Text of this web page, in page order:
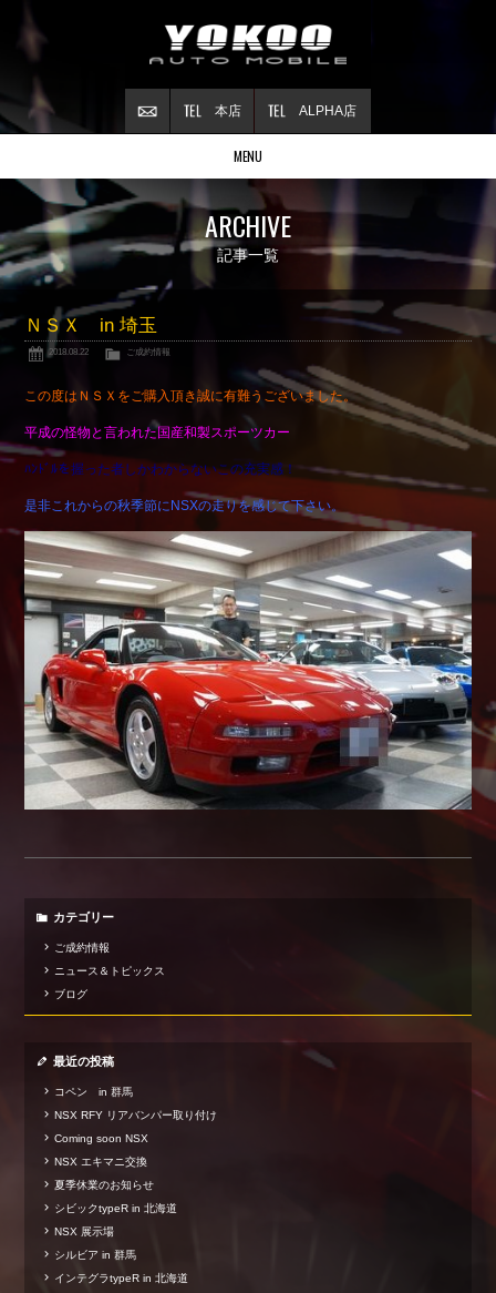
ALPHA店
本店
MENU
Stock list
在庫情報
Contract
ご成約情報
About NSX
NSXについて
Reflesh Plan
Trade in
買取査定
Blog
Shop info.
店舗紹介
Company
会社概要
ARCHIVE
記事一覧
ＮＳＸ in 埼玉
2018.08.22 ご成約情報
この度はＮＳＸをご購入頂き誠に有難うございました。
平成の怪物と言われた国産和製スポーツカー
ﾊﾝﾄﾞﾙを握った者しかわからないこの充実感！
是非これからの秋季節にNSXの走りを感じて下さい。
カテゴリー
ご成約情報
ニュース＆トピックス
ブログ
最近の投稿
コペン in 群馬
NSX RFY リアバンパー取り付け
Coming soon NSX
NSX エキマニ交換
夏季休業のお知らせ
シビックtypeR in 北海道
NSX 展示場
シルビア in 群馬
インテグラtypeR in 北海道